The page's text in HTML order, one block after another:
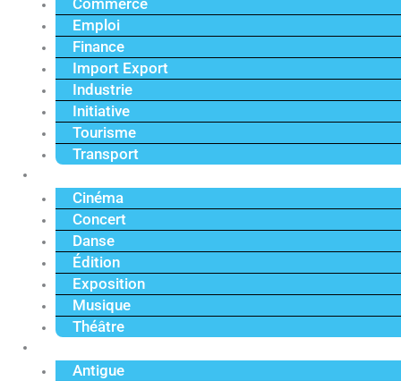
Commerce
Emploi
Finance
Import Export
Industrie
Initiative
Tourisme
Transport
Cinéma
Concert
Danse
Édition
Exposition
Musique
Théâtre
Antigue